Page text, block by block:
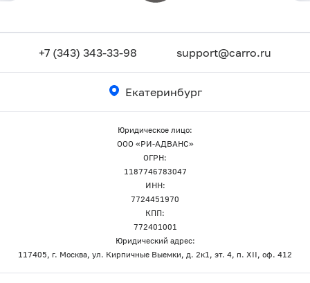
+7 (343) 343-33-98 support@carro.ru
Екатеринбург
Юридическое лицо:
ООО «РИ-АДВАНС»
ОГРН:
1187746783047
ИНН:
7724451970
КПП:
772401001
Юридический адрес:
117405, г. Москва, ул. Кирпичные Выемки, д. 2к1, эт. 4, п. XII, оф. 412